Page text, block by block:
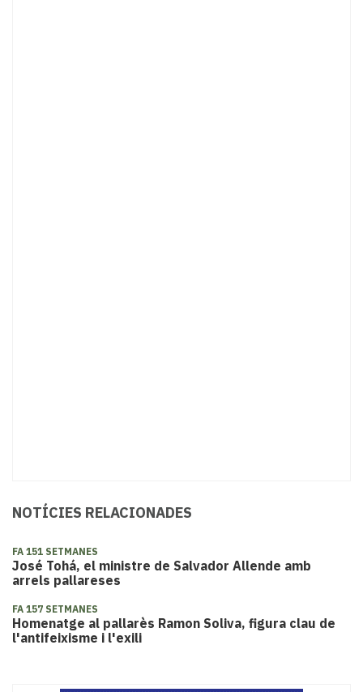
NOTÍCIES RELACIONADES
FA 151 SETMANES
José Tohá, el ministre de Salvador Allende amb
arrels pallareses
FA 157 SETMANES
Homenatge al pallarès Ramon Soliva, figura clau de
l'antifeixisme i l'exili